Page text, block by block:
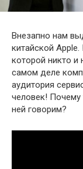
Внезапно нам
китайской
которой никто и
самом деле
аудитория
человек! Почему
ней говорим?